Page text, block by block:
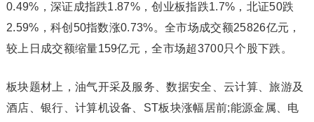
0.49%，深证成指跌1.87%，创业板指跌1.7%，北证50跌
2.59%，科创50指数涨0.73%。全市场成交额25826亿元，
较上日成交额缩量159亿元，全市场超3700只个股下跌。
板块题材上，油气开采及服务、数据安全、云计算、旅游及
酒店、银行、计算机设备、ST板块涨幅居前;能源金属、电